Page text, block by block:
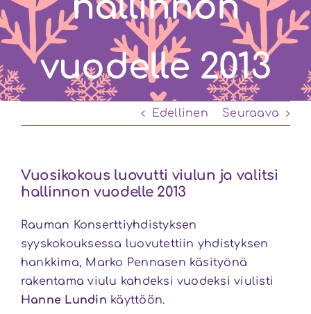
vuodelle 2013
Edellinen Seuraava
Vuosikokous luovutti viulun ja valitsi
hallinnon vuodelle 2013
Rauman Konserttiyhdistyksen
syyskokouksessa luovutettiin yhdistyksen
hankkima, Marko Pennasen käsityönä
rakentama viulu kahdeksi vuodeksi viulisti
Hanne Lundin käyttöön.